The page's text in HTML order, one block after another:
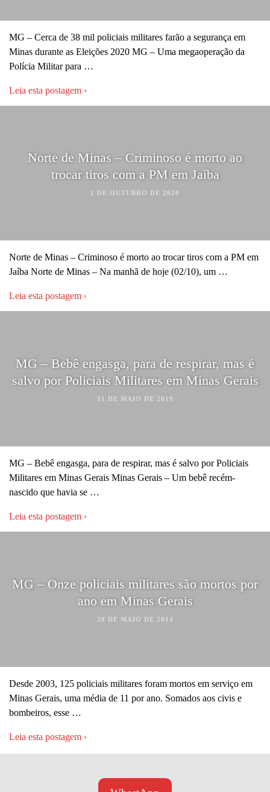
MG – Cerca de 38 mil policiais militares farão a segurança em
Minas durante as Eleições 2020 MG – Uma megaoperação da
Polícia Militar para …
Leia esta postagem ›
Norte de Minas – Criminoso é morto ao
trocar tiros com a PM em Jaíba
2 DE OUTUBRO DE 2020
Norte de Minas – Criminoso é morto ao trocar tiros com a PM em
Jaíba Norte de Minas – Na manhã de hoje (02/10), um …
Leia esta postagem ›
MG – Bebê engasga, para de respirar, mas é
salvo por Policiais Militares em Minas Gerais
31 DE MAIO DE 2019
MG – Bebê engasga, para de respirar, mas é salvo por Policiais
Militares em Minas Gerais Minas Gerais – Um bebê recém-
nascido que havia se …
Leia esta postagem ›
MG – Onze policiais militares são mortos por
ano em Minas Gerais
20 DE MAIO DE 2014
Desde 2003, 125 policiais militares foram mortos em serviço em
Minas Gerais, uma média de 11 por ano. Somados aos civis e
bombeiros, esse …
Leia esta postagem ›